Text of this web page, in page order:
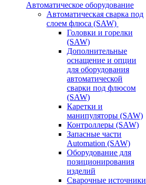
Автоматическое оборудование
Автоматическая сварка под
слоем флюса (SAW)
Головки и горелки
(SAW)
Дополнительные
оснащение и опции
для оборудования
автоматической
сварки под флюсом
(SAW)
Каретки и
манипуляторы (SAW)
Контроллеры (SAW)
Запасные части
Automation (SAW)
Оборудование для
позиционирования
изделий
Сварочные источники